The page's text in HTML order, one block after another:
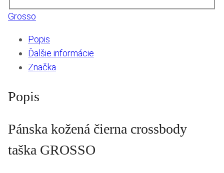
Grosso
Popis
Ďalšie informácie
Značka
Popis
Pánska kožená čierna crossbody
taška GROSSO